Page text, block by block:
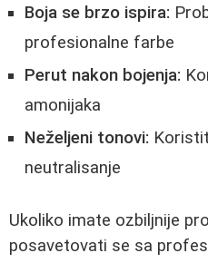
Boja se brzo ispira:
profesionalne farbe
Perut nakon bojenja:
amonijaka
Neželjeni tonovi:
neutralisanje
Ukoliko imate ozbiljnije
posavetovati se sa